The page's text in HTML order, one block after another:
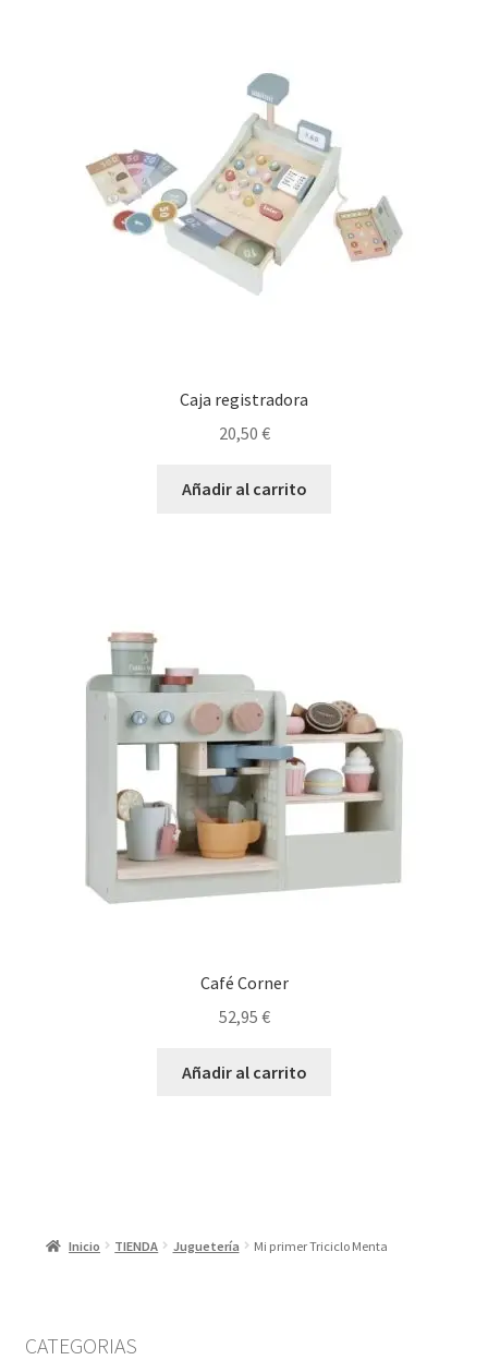
Caja registradora
20,50 €
Añadir al carrito
Café Corner
52,95 €
Añadir al carrito
Inicio TIENDA Juguetería Mi primer Triciclo Menta
CATEGORIAS